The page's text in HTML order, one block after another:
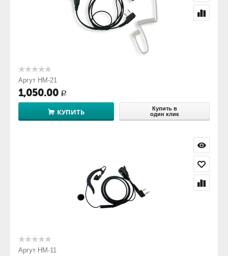
Аргут HM-21
1,050.00 Р
КУПИТЬ
Купить в
один клик
Аргут HM-11